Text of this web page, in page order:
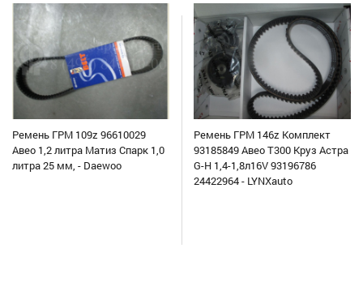
Ремень ГРМ 109z 96610029
Авео 1,2 литра Матиз Спарк 1,0
литра 25 мм, - Daewoo
Ремень ГРМ 146z Комплект
93185849 Авео Т300 Круз Астра
G-H 1,4-1,8л16V 93196786
24422964 - LYNXauto